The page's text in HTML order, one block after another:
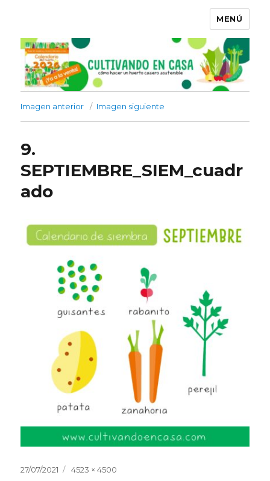
MENÚ
Imagen anterior Imagen siguiente
9.
SEPTIEMBRE_SIEM_cuadr
ado
Publicado
27/07/2021
Tamaño
4523 × 4500